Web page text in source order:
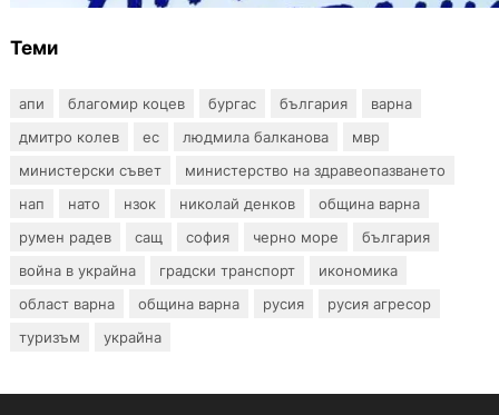
Теми
апи благомир коцев бургас българия
варна
дмитро колев
ес людмила балканова
мвр
министерски съвет
министерство на здравеопазването
нап
нато нзок николай денков
община варна
румен радев
сащ софия черно море
българия
война в украйна
градски транспорт
икономика
област варна
община варна русия
русия агресор
туризъм
украйна